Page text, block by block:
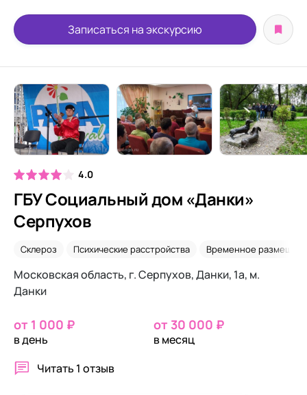
Записаться на экскурсию
4.0
ГБУ Социальный дом «Данки»
Серпухов
Склероз Психические расстройства Временное
Московская область, г. Серпухов, Данки, 1а, м.
Данки
от 1 000 ₽
в день
от 30 000 ₽
в месяц
Читать 1 отзыв